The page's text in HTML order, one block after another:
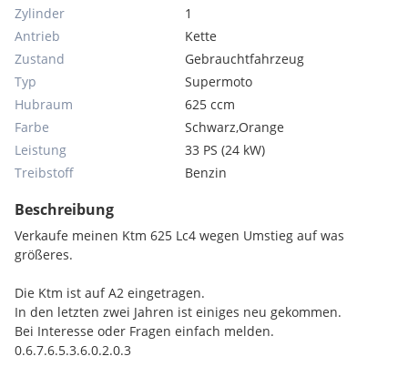
Zylinder
1
Antrieb
Kette
Zustand
Gebrauchtfahrzeug
Typ
Supermoto
Hubraum
625 ccm
Farbe
Schwarz,Orange
Leistung
33 PS (24 kW)
Treibstoff
Benzin
Beschreibung
Verkaufe meinen Ktm 625 Lc4 wegen Umstieg auf was
größeres.
Die Ktm ist auf A2 eingetragen.
In den letzten zwei Jahren ist einiges neu gekommen.
Bei Interesse oder Fragen einfach melden.
0.6.7.6.5.3.6.0.2.0.3